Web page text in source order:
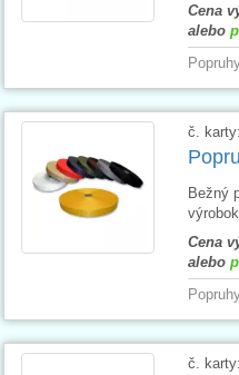
Cena
alebo
č. karty:
Bežný
Cena
alebo
č. karty: